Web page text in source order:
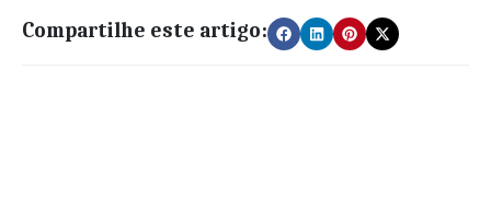
Compartilhe este artigo: